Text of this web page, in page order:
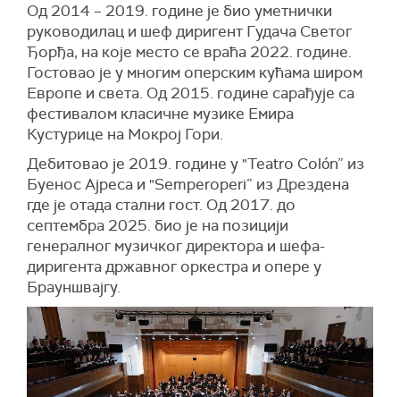
Од 2014 – 2019. године је био уметнички
руководилац и шеф диригент Гудача Светог
Ђорђа, на које место се враћа 2022. године.
Гостовао је у многим оперским кућама широм
Европе и света. Од 2015. године сарађује са
фестивалом класичне музике Емира
Кустурице на Мокрој Гори.
Дебитовао је 2019. године у "Teatro Colón” из
Буенос Ајреса и "Semperoperi” из Дрездена
где је отада стални гост. Од 2017. до
септембра 2025. био је на позицији
генералног музичког директора и шефа-
диригента државног оркестра и опере у
Брауншвајгу.